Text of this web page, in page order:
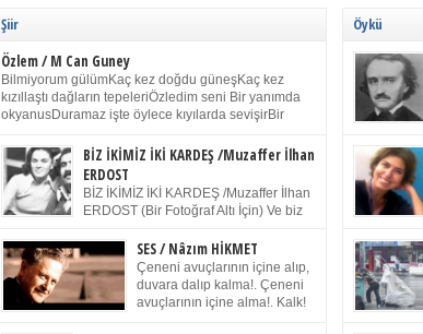
Şiir
Özlem / M Can Guney
Bilmiyorum gülümKaç kez doğdu güneşKaç kez
kızıllaştı dağların tepeleriÖzledim seni Bir yanımda
okyanusDuramaz işte öylece kıyılarda sevişirBir
dururSokulur yalnızlığıma kokun olur Gözlerim bir
buruk gülümsemeDudağımda buğusu
öpüşlerinGeceler boyuÖzledim seni 2004 Haziran
Sydney / Toplumsal Kaynak / Memduh Güney
BİZ İKİMİZ İKİ KARDEŞ /Muzaffer İlhan
ERDOST
BİZ İKİMİZ İKİ KARDEŞ /Muzaffer İlhan
ERDOST (Bir Fotoğraf Altı İçin) Ve biz
Duracağız Fotoğrafımızda durduğumuz gibi Benim
ellerimde kelepçe Yüzümde yapay bir gülüş
(Kelepçeyi yadırgamanın gülüşü belki İlk kez olduğu
için Sonra alıştım Ve unuttum sonra kelepçeyi
SES / Nâzım HİKMET
Çeneni avuçlarının içine alıp,
duvara dalıp kalma!. Çeneni
avuçlarının içine alma!. Kalk!
Öykü
karısının
gizemli
düştün!
olduğun
titriyor.
“Takıldın
bezmiş
Kaşlarımı